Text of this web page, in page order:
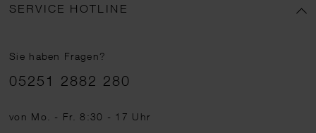
SERVICE HOTLINE
Sie haben Fragen?
Telefonnummer
05251 2882 280
von Mo. - Fr. 8:30 - 17 Uhr